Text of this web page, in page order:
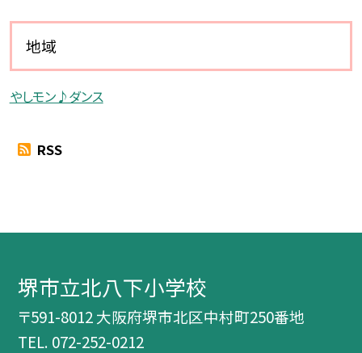
地域
やしモン♪ダンス
RSS
堺市立北八下小学校
〒591-8012 大阪府堺市北区中村町250番地
TEL. 072-252-0212